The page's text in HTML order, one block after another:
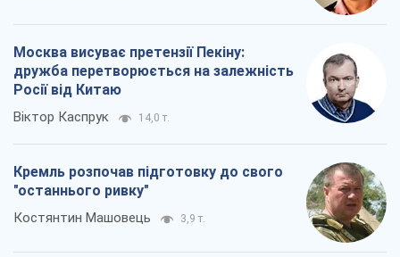
Москва висуває претензії Пекіну:
дружба перетворюється на залежність
Росії від Китаю
Віктор Каспрук 14,0 т.
Кремль розпочав підготовку до свого
"останнього ривку"
Костянтин Машовець 3,9 т.